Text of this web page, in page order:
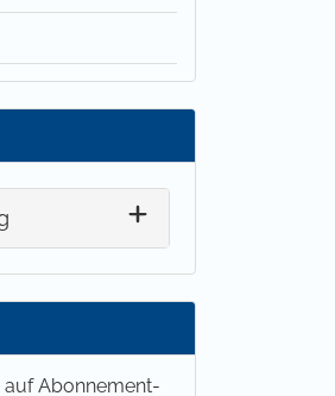
auf Abonnement-